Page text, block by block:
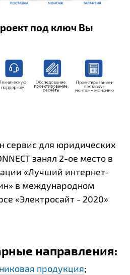
под ключ Вы
сервис для юридических
занял 2-ое место в
«Лучший интернет-
в международном
«Электросайт - 2020»
направления:
продукция;